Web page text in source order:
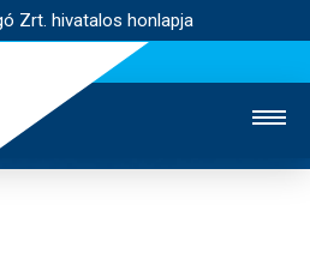
Zrt. hivatalos honlapja